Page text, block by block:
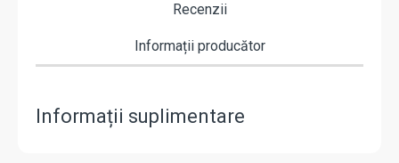
Recenzii
Informații producător
Informații suplimentare